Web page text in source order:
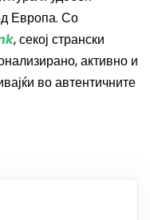
Европа. Со
, секој странски
активно и
во автентичните